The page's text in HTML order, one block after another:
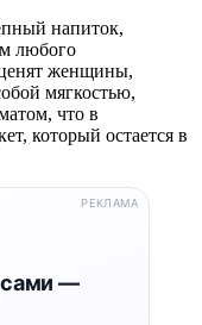
напиток,
любого
ценят женщины,
мягкостью,
что в
который остается в
сами —
РЕКЛАМА